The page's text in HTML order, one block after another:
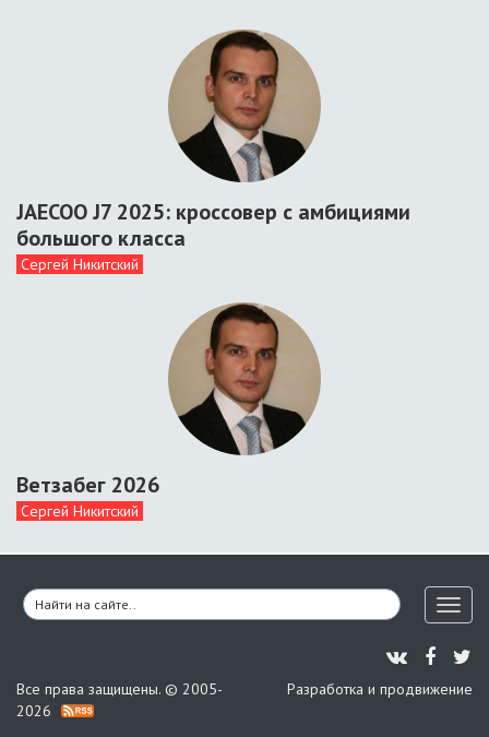
JAECOO J7 2025: кроссовер с амбициями
большого класса
Сергей Никитский
Ветзабег 2026
Сергей Никитский
Все права защищены. © 2005-
2026
Разработка и продвижение